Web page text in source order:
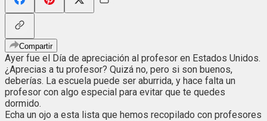
Compartir
Ayer fue el Día de apreciación al profesor en Estados Unidos.
¿Aprecias a tu profesor? Quizá no, pero si son buenos,
deberías. La escuela puede ser aburrida, y hace falta un
profesor con algo especial para evitar que te quedes
dormido.
Echa un ojo a esta lista que hemos recopilado con profesores